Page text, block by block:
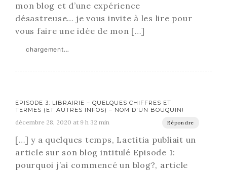
mon blog et d’une expérience
désastreuse… je vous invite à les lire pour
vous faire une idée de mon […]
chargement…
EPISODE 3: LIBRAIRIE – QUELQUES CHIFFRES ET
TERMES (ET AUTRES INFOS) – NOM D'UN BOUQUIN!
décembre 28, 2020 at 9 h 32 min Répondre
[…] y a quelques temps, Laetitia publiait un
article sur son blog intitulé Episode 1:
pourquoi j’ai commencé un blog?, article